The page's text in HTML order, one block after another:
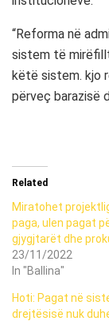
“Reforma në
sistem të
këtë sistem. kjo
përveç barazisë
Related
Miratohet
paga, ulen pagat
gjygjtarët dhe
23/11/2022
In "Ballina"
Hoti: Pagat në
drejtësisë nuk